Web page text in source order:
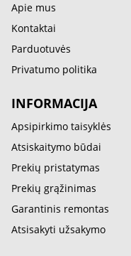
Apie mus
Kontaktai
Parduotuvės
Privatumo politika
INFORMACIJA
Apsipirkimo taisyklės
Atsiskaitymo būdai
Prekių pristatymas
Prekių grąžinimas
Garantinis remontas
Atsisakyti užsakymo